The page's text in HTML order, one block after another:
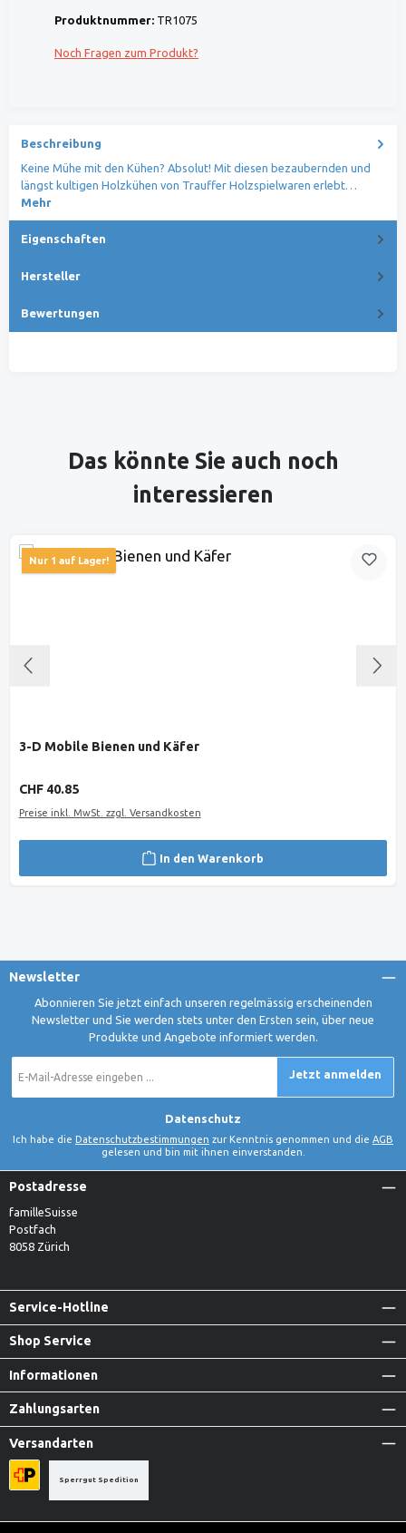
Produktnummer: TR1075
Noch Fragen zum Produkt?
Beschreibung
Keine Mühe mit den Kühen? Absolut! Mit diesen bezaubernden und
längst kultigen Holzkühen von Trauffer Holzspielwaren erlebt…
Mehr
Eigenschaften
Hersteller
Bewertungen
Produktgalerie überspringen
Das könnte Sie auch noch
interessieren
Nur 1 auf Lager!
3-D Mobile Bienen und Käfer
Regulärer Preis:
CHF 40.85
Preise inkl. MwSt. zzgl. Versandkosten
In den Warenkorb
Newsletter
Abonnieren Sie jetzt einfach unseren regelmässig erscheinenden
Newsletter und Sie werden stets unter den Ersten sein, über neue
Produkte und Angebote informiert werden.
Mail-
Jetzt anmelden
Datenschutz
Ich habe die Datenschutzbestimmungen zur Kenntnis genommen und die AGB
gelesen und bin mit ihnen einverstanden.
Postadresse
familleSuisse
Postfach
8058 Zürich
Service-Hotline
Shop Service
Informationen
Zahlungsarten
Versandarten
Priority A-Post
Sperrgut Spedition